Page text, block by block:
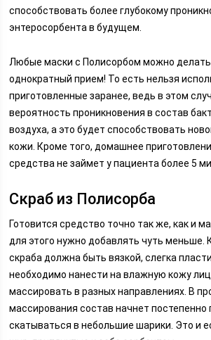
способствовать более глубокому
энтеросорбента в будущем.
Любые маски с Полисорбом можно делать
однократный прием! То есть нельзя
приготовленные заранее, ведь в этом
вероятность проникновения в состав
воздуха, а это будет способствовать
кожи. Кроме того, домашнее
средства не займет у пациента более 5
Скраб из Полисорба
Готовится средство точно так же, как и
для этого нужно добавлять чуть меньше.
скраба должна быть вязкой, слегка
необходимо нанести на влажную кожу
массировать в разных направлениях. В
массирования состав начнет постепенно
скатываться в небольшие шарики. Это и